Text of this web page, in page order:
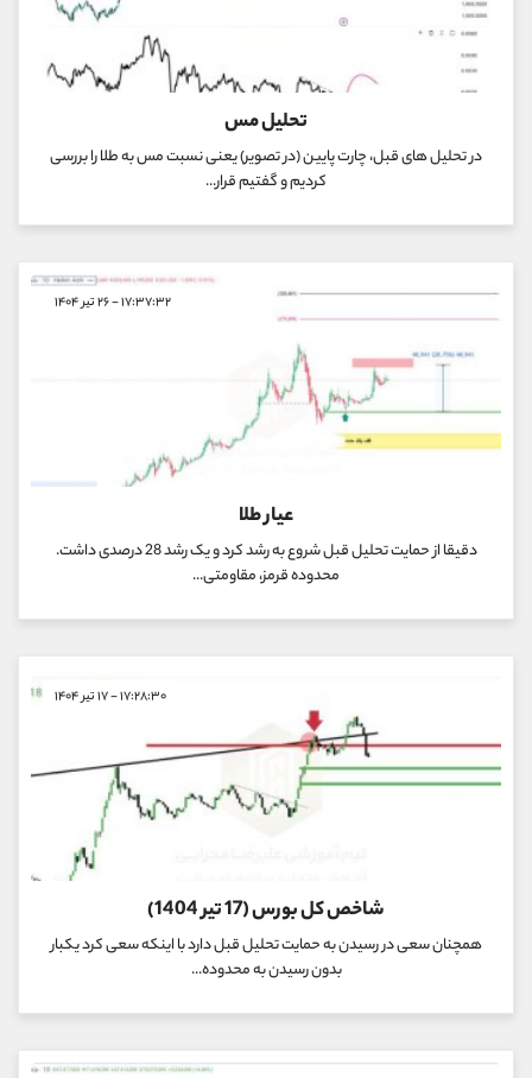
تحلیل مس
در تحلیل های قبل، چارت پایین (در تصویر) یعنی نسبت مس به طلا را بررسی
کردیم و گفتیم قرار...
۱۷:۳۷:۳۲ - ۲۶ تیر ۱۴۰۴
عیار طلا
دقیقا از حمایت تحلیل قبل شروع به رشد کرد و یک رشد 28 درصدی داشت.
محدوده قرمز، مقاومتی...
۱۷:۲۸:۳۰ - ۱۷ تیر ۱۴۰۴
شاخص کل بورس (17 تیر 1404)
همچنان سعی در رسیدن به حمایت تحلیل قبل دارد با اینکه سعی کرد یکبار
بدون رسیدن به محدوده...